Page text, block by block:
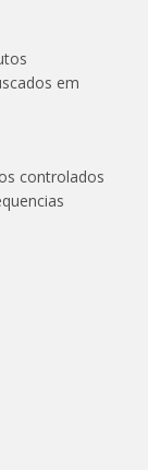
em
controlados